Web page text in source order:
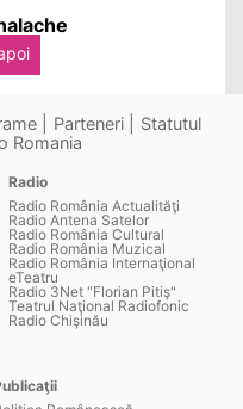
Parteneri
Statutul
Romania
Radio
Radio România Actualităţi
Radio Antena Satelor
Radio România Cultural
Radio România Muzical
Radio România Internaţional
eTeatru
Radio 3Net "Florian Pitiş"
Teatrul Naţional Radiofonic
Radio Chişinău